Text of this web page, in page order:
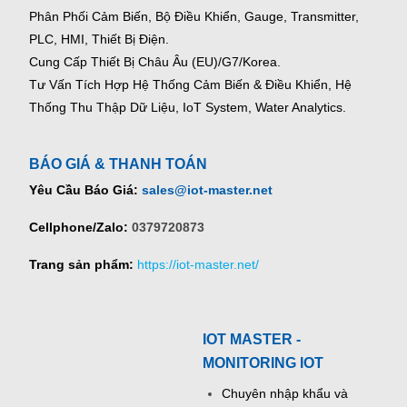
Phân Phối Cảm Biến, Bộ Điều Khiển, Gauge, Transmitter,
PLC, HMI, Thiết Bị Điện.
Cung Cấp Thiết Bị Châu Âu (EU)/G7/Korea.
Tư Vấn Tích Hợp Hệ Thống Cảm Biến & Điều Khiển, Hệ
Thống Thu Thập Dữ Liệu, IoT System, Water Analytics.
BÁO GIÁ & THANH TOÁN
Yêu Cầu Báo Giá: sales@iot-master.net
Cellphone/Zalo: 0379720873
Trang sản phẩm: https://iot-master.net/
IOT MASTER -
MONITORING IOT
Chuyên nhập khẩu và